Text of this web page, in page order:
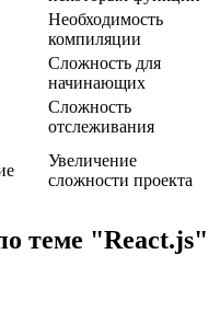
Необходимость
компиляции
Сложность для
начинающих
Сложность
отслеживания
Увеличение
сложности проекта
теме "React.js"